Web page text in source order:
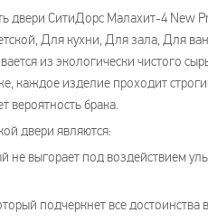
двери СитиДорс Малахит-4 New
Для кухни, Для зала, Для
из экологически чистого
изделие проходит
вероятность брака.
двери являются:
выгорает под воздействием
подчеркнет все достоинства